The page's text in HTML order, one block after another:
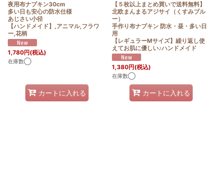
夜用布ナプキン30cm
多い日も安心の防水仕様
あじさい小径
【ハンドメイド】,アニマル,フラワ
ー,花柄
1,780円(税込)
在庫数◯
カートに入れる
【５枚以上まとめ買いで送料無料】
北欧まんまるアジサイ（くすみブル
ー）
手作り布ナプキン 防水・昼・多い日
用
【レギュラーMサイズ】繰り返し使
えてお肌に優しい♪ハンドメイド
1,380円(税込)
在庫数◯
カートに入れる